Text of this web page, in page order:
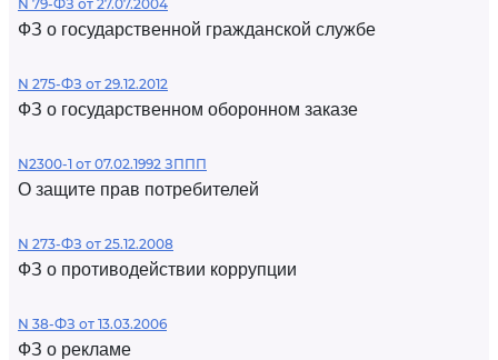
N 79-ФЗ от 27.07.2004
ФЗ о государственной гражданской службе
N 275-ФЗ от 29.12.2012
ФЗ о государственном оборонном заказе
N2300-1 от 07.02.1992 ЗППП
О защите прав потребителей
N 273-ФЗ от 25.12.2008
ФЗ о противодействии коррупции
N 38-ФЗ от 13.03.2006
ФЗ о рекламе